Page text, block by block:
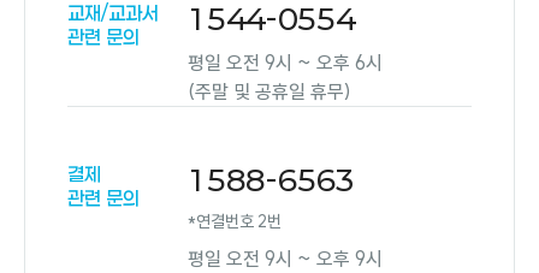
교재/교과서
관련 문의
1544-0554
평일 오전 9시 ~ 오후 6시
(주말 및 공휴일 휴무)
결제
관련 문의
1588-6563
*연결번호 2번
평일 오전 9시 ~ 오후 9시